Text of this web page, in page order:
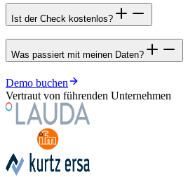
Ist der Check kostenlos?
Was passiert mit meinen Daten?
Demo buchen
Vertraut von führenden Unternehmen